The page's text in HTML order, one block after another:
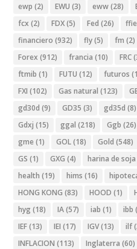
ewp (2) EWU (3) eww(28)
fcx (2) FDX(5) Fed (26) ffie
financiero (932) fly(5) fm (2)
Forex (912) francia (10) FRC
ftmib (1) FUTU (12) futuros
FXI (102) Gas natural (123)
gd30d (9) GD35 (3) gd35d (8)
Gdxj (15) ggal (218) Ggb (26)
gme (1) GOL(18) Gold (548)
GS (1) GXG (4) harina de soja
health (19) hims (16)
HONG KONG (83) HOOD (1)
hyg (18) IA(57) iab (1) ibb
IEF(13) IEI (17) IGV(13) ilf
INFLACION (113) Inglaterra (60)